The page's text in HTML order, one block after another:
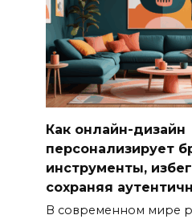
Как онлайн-дизайн
персонализирует
инструменты,
сохраняя
В современном мире